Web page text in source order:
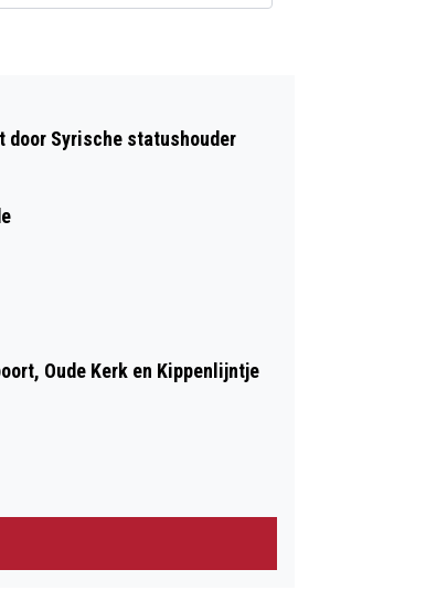
door Syrische statushouder
Oude Kerk en Kippenlijntje